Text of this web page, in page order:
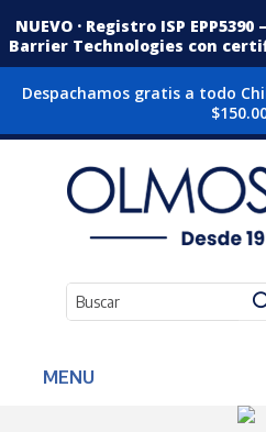
NUEVO · Registro ISP
Barrier Technologies con
Despachamos gratis a todo
MENU